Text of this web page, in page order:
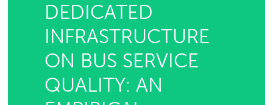
DEDICATED
INFRASTRUCTURE
ON BUS SERVICE
QUALITY: AN